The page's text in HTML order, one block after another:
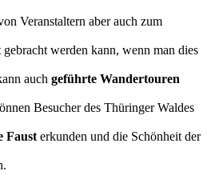
Veranstaltern aber auch zum
werden kann, wenn man dies
auch geführte Wandertouren
Besucher des Thüringer Waldes
Faust erkunden und die Schönheit der